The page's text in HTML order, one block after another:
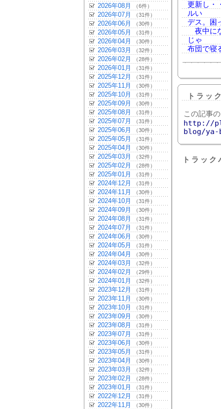
2026年08月 （6件）
2026年07月 （31件）
2026年06月 （30件）
2026年05月 （31件）
2026年04月 （30件）
2026年03月 （32件）
2026年02月 （28件）
2026年01月 （31件）
2025年12月 （31件）
2025年11月 （30件）
2025年10月 （31件）
2025年09月 （30件）
2025年08月 （31件）
2025年07月 （31件）
2025年06月 （30件）
2025年05月 （31件）
2025年04月 （30件）
2025年03月 （32件）
2025年02月 （28件）
2025年01月 （31件）
2024年12月 （31件）
2024年11月 （30件）
2024年10月 （31件）
2024年09月 （30件）
2024年08月 （31件）
2024年07月 （31件）
2024年06月 （30件）
2024年05月 （31件）
2024年04月 （30件）
2024年03月 （32件）
2024年02月 （29件）
2024年01月 （32件）
2023年12月 （31件）
2023年11月 （30件）
2023年10月 （31件）
2023年09月 （30件）
2023年08月 （31件）
2023年07月 （31件）
2023年06月 （30件）
2023年05月 （31件）
2023年04月 （30件）
2023年03月 （32件）
2023年02月 （28件）
2023年01月 （31件）
2022年12月 （31件）
2022年11月 （30件）
更新し・
ルい
デス。困
夜中に
じゃ
布団で寝
トラッ
この記事
http://
blog/ya-
トラッ